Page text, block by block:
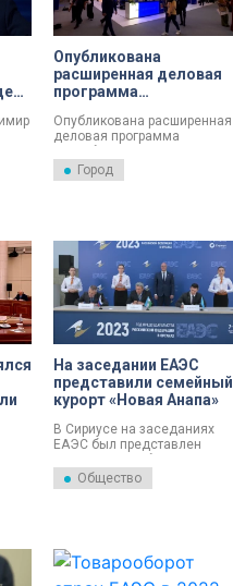
столица является важным
звеном сотрудничества: от
электробусов до
совместных
образовательных программ.
Опубликована
расширенная деловая
программа
международного
экономического
форума
Опубликована расширенная
деловая программа
Петербургского
международного
экономического форума.
Город
На заседании ЕАЭС
представили семейный
курорт «Новая Анапа»
В Сириусе на заседаниях
ЕАЭС был представлен
новый масштабный
туристический проект –
семейный курорт «Новая
Общество